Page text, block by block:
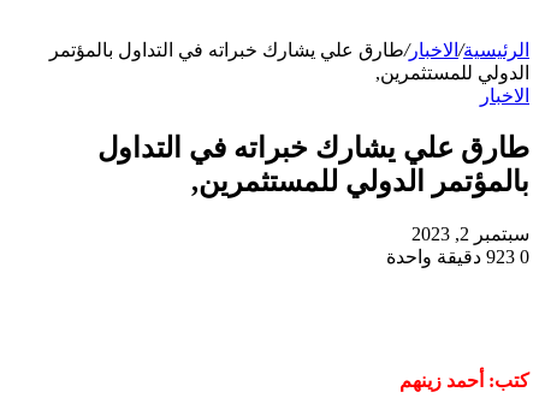
الرئيسية/ الاخبار/طارق علي يشارك خبراته في التداول بالمؤتمر
الدولي للمستثمرين,
الاخبار
طارق علي يشارك خبراته في التداول
بالمؤتمر الدولي للمستثمرين,
سبتمبر 2, 2023
0
دقيقة واحدة
كتب: أحمد زينهم